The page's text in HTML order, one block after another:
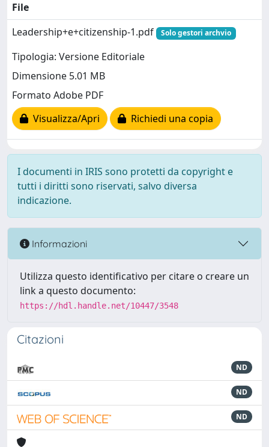
File
Leadership+e+citizenship-1.pdf
Solo gestori archvio
Tipologia: Versione Editoriale
Dimensione 5.01 MB
Formato Adobe PDF
Visualizza/Apri
Richiedi una copia
I documenti in IRIS sono protetti da copyright e
tutti i diritti sono riservati, salvo diversa
indicazione.
Informazioni
Utilizza questo identificativo per citare o creare un
link a questo documento:
https://hdl.handle.net/10447/3548
Citazioni
ND
ND
ND